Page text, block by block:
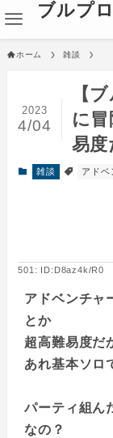
ブルプ
ホーム 雑談
【
に
易
2023
4/04
雑談 アドベ
501: ID:D8az4k/R0
アドベンチャ
とか
超高難易度だ
あれ基本ソロ
パーティ組ん
なの？